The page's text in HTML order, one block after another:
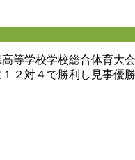
等学校学校総合体育
２対４で勝利し見事優